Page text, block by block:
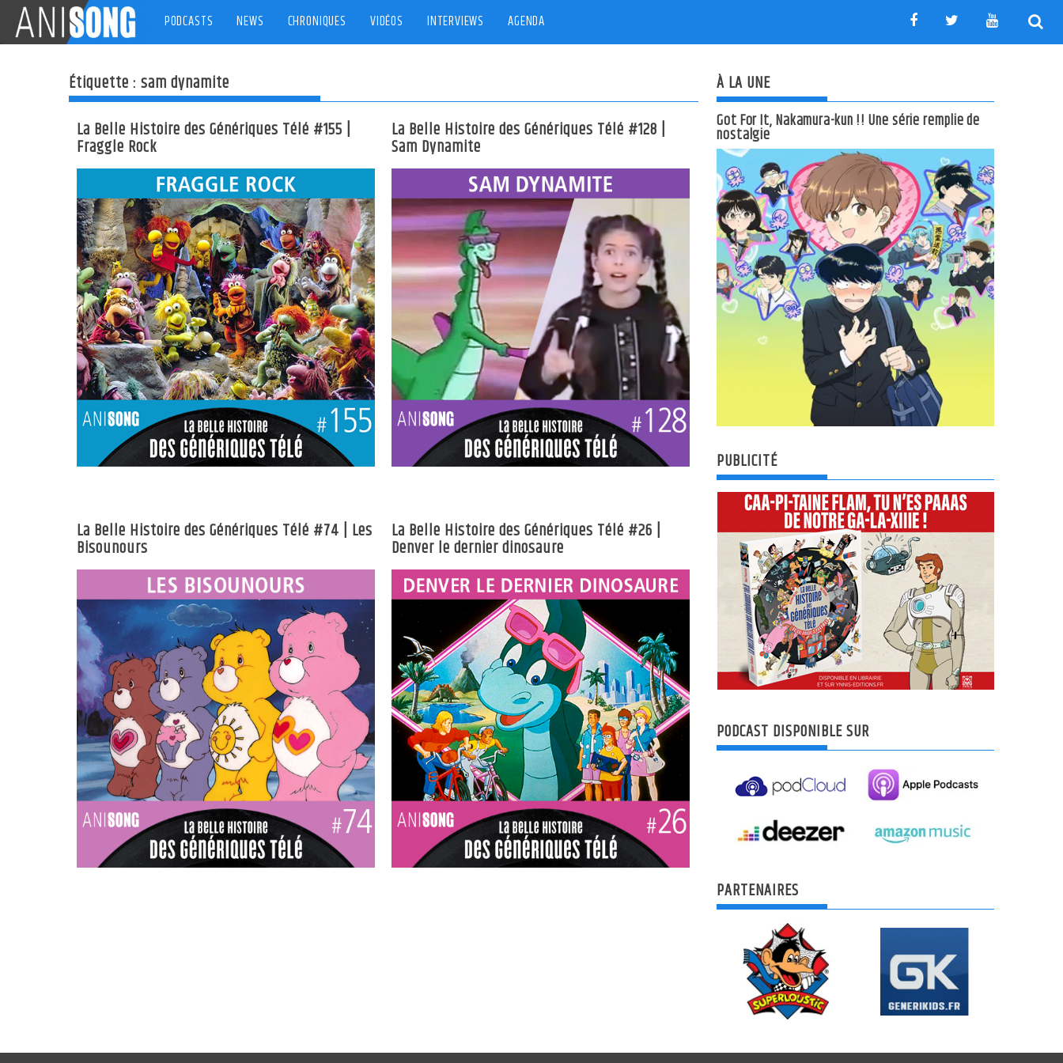
content
PODCASTS NEWS CHRONIQUES VIDÉOS INTERVIEWS AGENDA
Étiquette : sam dynamite
La Belle Histoire des Génériques Télé #155 |
Fraggle Rock
La Belle Histoire des Génériques Télé #128 |
Sam Dynamite
La Belle Histoire des Génériques Télé #74 | Les
Bisounours
La Belle Histoire des Génériques Télé #26 |
Denver le dernier dinosaure
À LA UNE
Got For It, Nakamura-kun !! Une série remplie de
nostalgie
PUBLICITÉ
PODCAST DISPONIBLE SUR
PARTENAIRES